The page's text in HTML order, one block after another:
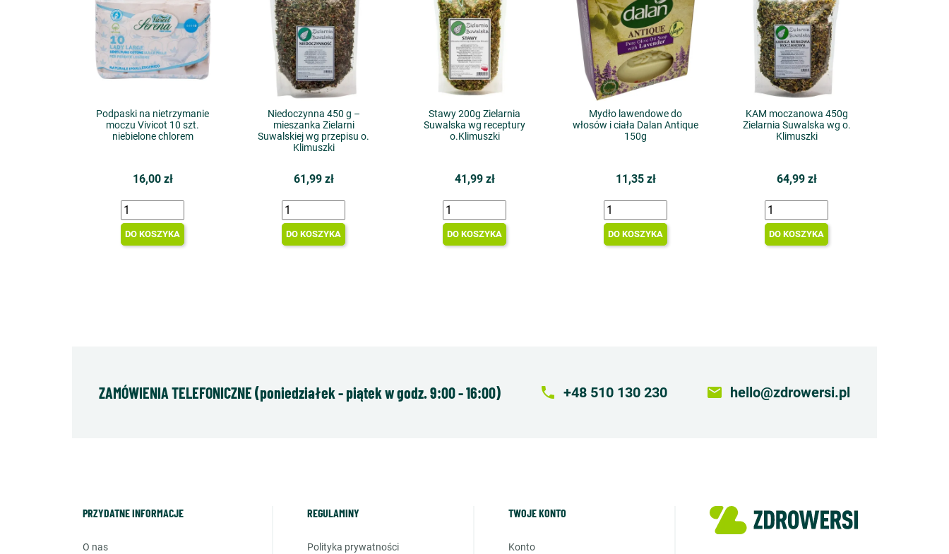
Podpaski na nietrzymanie
moczu Vivicot 10 szt.
niebielone chlorem
16,00 zł
DO KOSZYKA
Niedoczynna 450 g –
mieszanka Zielarni
Suwalskiej wg przepisu o.
Klimuszki
61,99 zł
DO KOSZYKA
Stawy 200g Zielarnia
Suwalska wg receptury
o.Klimuszki
41,99 zł
DO KOSZYKA
Mydło lawendowe do
włosów i ciała Dalan Antique
150g
11,35 zł
DO KOSZYKA
KAM moczanowa 450g
Zielarnia Suwalska wg o.
Klimuszki
64,99 zł
DO KOSZYKA
ZAMÓWIENIA TELEFONICZNE (poniedziałek - piątek w godz. 9:00 - 16:00) local_phone +48 510 130 230 email hello@zdrowersi.pl
PRZYDATNE INFORMACJE
o nas
REGULAMINY
polityka prywatności
TWOJE KONTO
konto